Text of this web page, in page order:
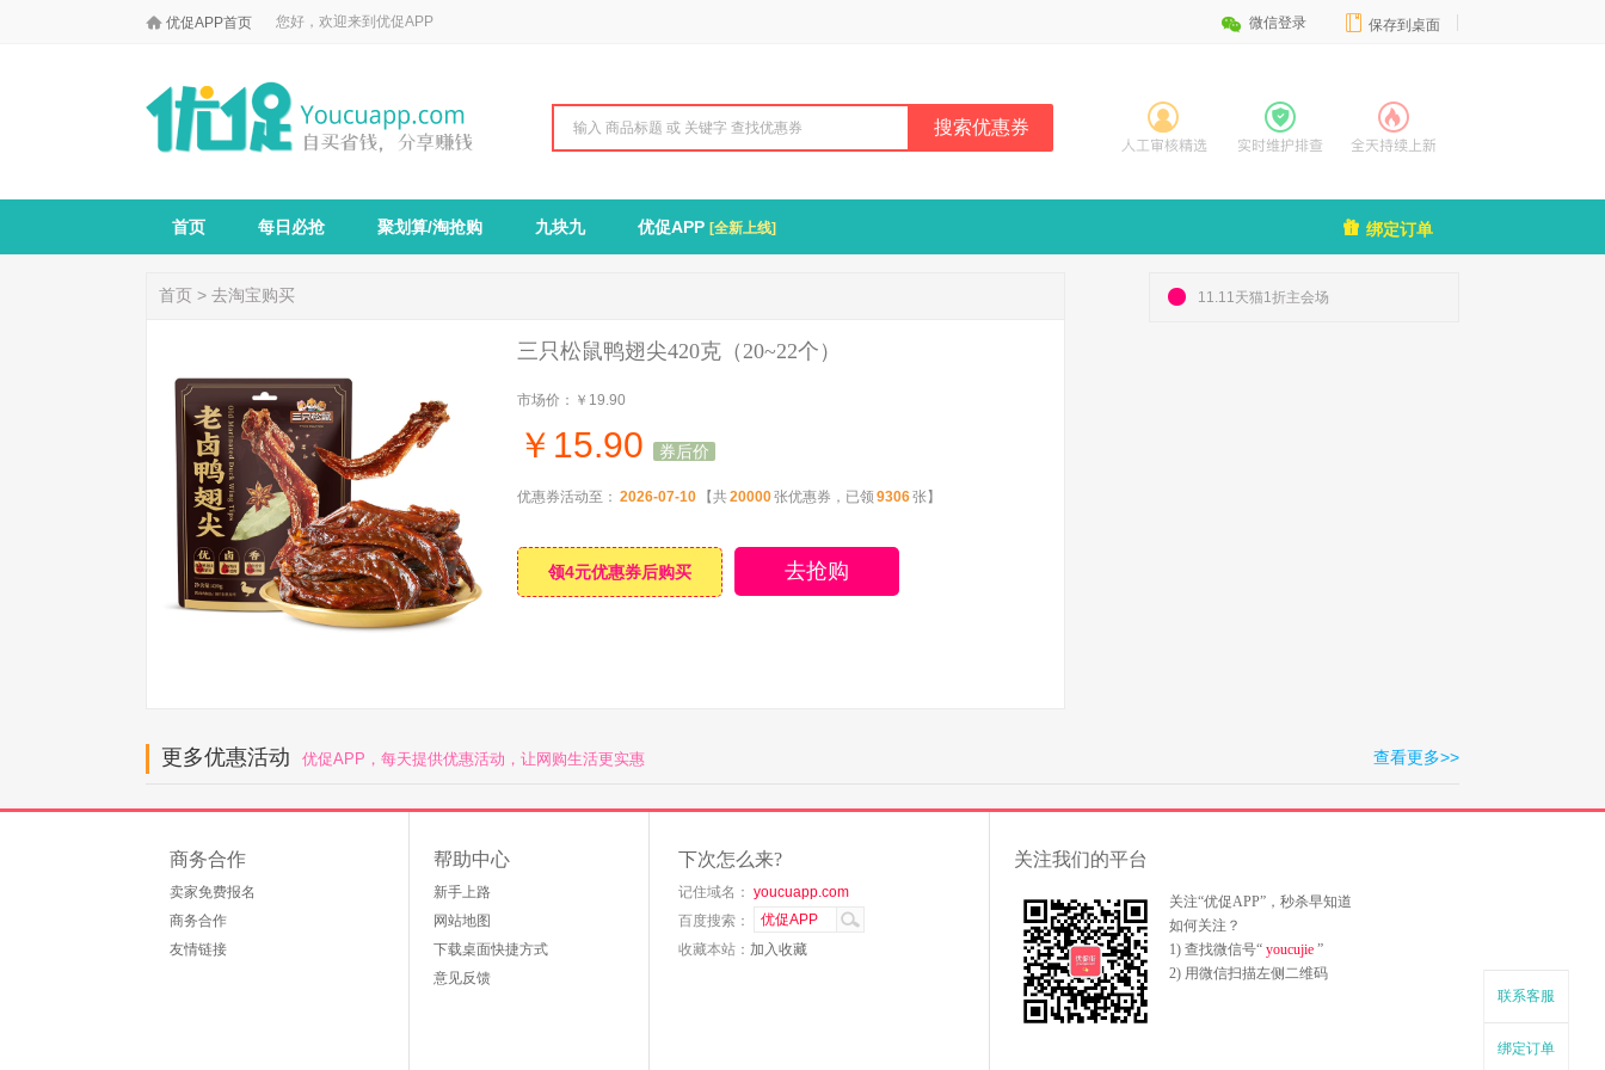
 优促APP首页 您好，欢迎来到优促APP  微信登录  保存到桌面
搜索优惠券
首页 每日必抢 聚划算/淘抢购 九块九 优促APP [全新上线]  绑定订单
首页 > 去淘宝购买
三只松鼠鸭翅尖420克（20~22个）
市场价： ￥19.90
￥ 15.90 券后价
优惠券活动至： 2026-07-10 【共20000张优惠券，已领 9306张】
领4元优惠券后购买 去抢购
11.11天猫1折主会场
更多优惠活动 优促APP，每天提供优惠活动，让网购生活更实惠 查看更多>>
联系客服
绑定订单
商务合作
卖家免费报名
商务合作
友情链接
帮助中心
新手上路
网站地图
下载桌面快捷方式
意见反馈
下次怎么来?
记住域名： youcuapp.com
百度搜索：
收藏本站： 加入收藏
关注我们的平台
关注“优促APP”，秒杀早知道
如何关注？
1) 查找微信号“ youcujie ”
2) 用微信扫描左侧二维码